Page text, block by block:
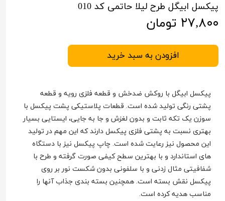
پیکسل ابیگل طرح لیلا حاتمی کد 010
۲۷,۸۰۰ تومان
افزودن به سبد خرید
پیکسل ابیگل با روکش ضدخش و قطعه فلزی رویه و قطعه
پشتی رنگی تولید شده است. قطعات پلاستیکی پشت پیکسل با
سوزن یک تکه ثابت و بدون لغزش و جا به جایی، ایستایی بسیار
بهتری نسبت به پشتی فلزی پیکسل دارند که این مهم در تولید
این محصول نیز رعایت شده است. چاپ پیکسل نیز با دستگاه
های استاندارد و با بهترین سطح کیفی صورت گرفته و طرح با
شفافیتی مثال زدنی و با سلفونی بدون شکست نور بر روی
پیکسل نقش بسته است. همچنین بسته بندی جذاب آنها را
مناسب هدیه کرده است.